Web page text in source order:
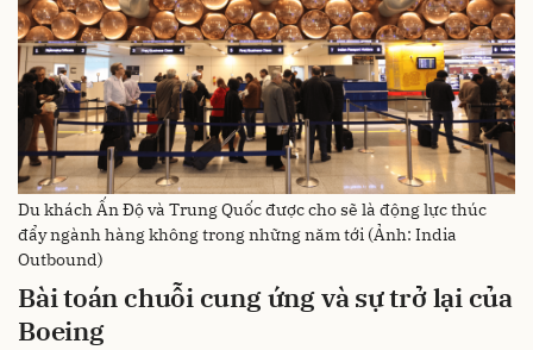
Du khách Ấn Độ và Trung Quốc được cho sẽ là động lực thúc
đẩy ngành hàng không trong những năm tới (Ảnh: India
Outbound)
Bài toán chuỗi cung ứng và sự trở lại của
Boeing